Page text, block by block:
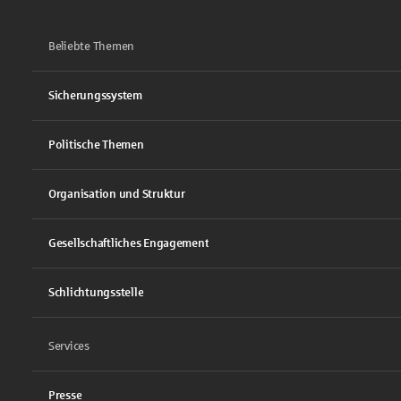
Beliebte Themen
Sicherungssystem
Politische Themen
Organisation und Struktur
Gesellschaftliches Engagement
Schlichtungsstelle
Services
Presse